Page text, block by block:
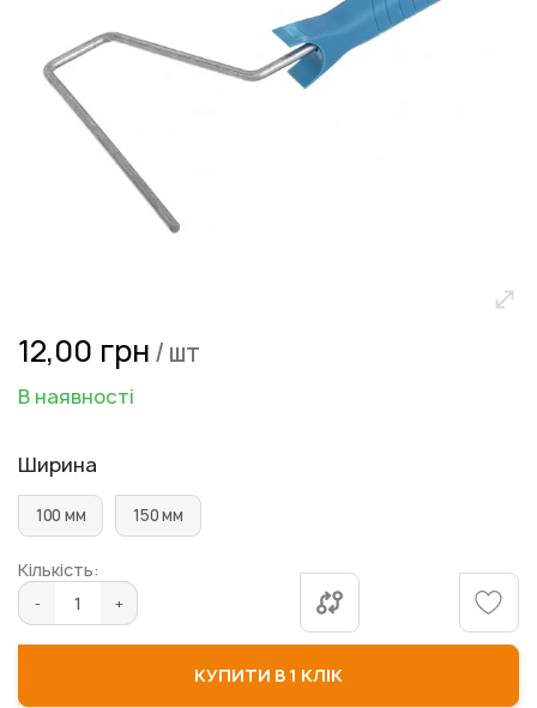
до
галереї
12,00 грн / шт
В наявності
Ширина
100 мм 150 мм
Кількість:
КУПИТИ В 1 КЛІК